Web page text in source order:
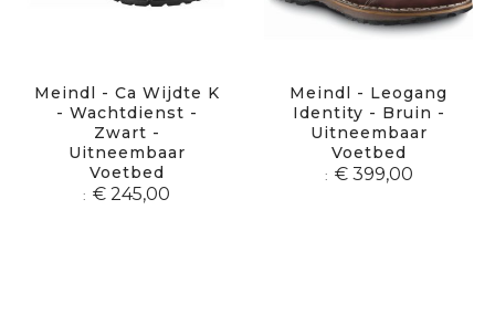
Meindl - Ca Wijdte K
- Wachtdienst -
Zwart -
Uitneembaar
Voetbed
€ 245,00
Meindl - Leogang
Identity - Bruin -
Uitneembaar
Voetbed
€ 399,00